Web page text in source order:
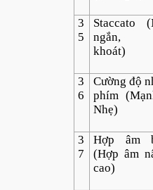
3
5
Staccato
ngắn,
khoát)
3
6
Cường độ
phím
Nhẹ)
3
7
Hợp âm
(Hợp âm
cao)